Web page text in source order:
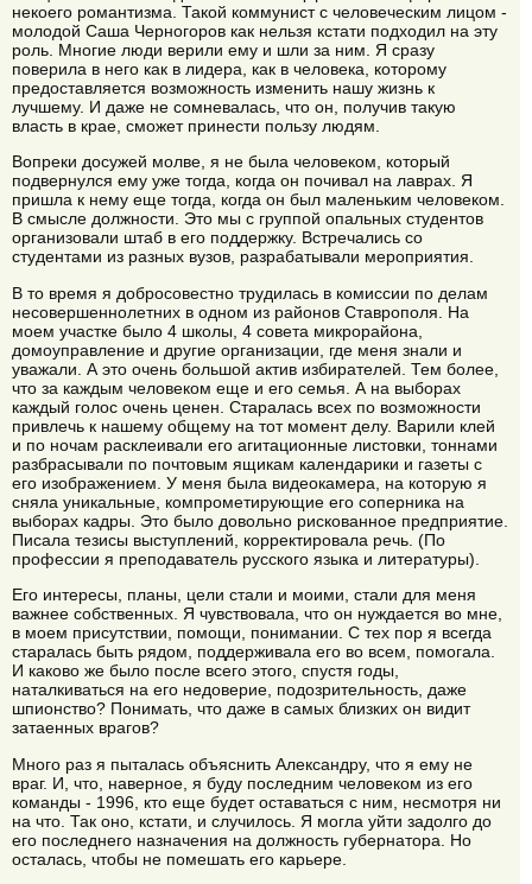
некоего романтизма. Такой коммунист с человеческим лицом -
молодой Саша Черногоров как нельзя кстати подходил на эту
роль. Многие люди верили ему и шли за ним. Я сразу
поверила в него как в лидера, как в человека, которому
предоставляется возможность изменить нашу жизнь к
лучшему. И даже не сомневалась, что он, получив такую
власть в крае, сможет принести пользу людям.
Вопреки досужей молве, я не была человеком, который
подвернулся ему уже тогда, когда он почивал на лаврах. Я
пришла к нему еще тогда, когда он был маленьким человеком.
В смысле должности. Это мы с группой опальных студентов
организовали штаб в его поддержку. Встречались со
студентами из разных вузов, разрабатывали мероприятия.
В то время я добросовестно трудилась в комиссии по делам
несовершеннолетних в одном из районов Ставрополя. На
моем участке было 4 школы, 4 совета микрорайона,
домоуправление и другие организации, где меня знали и
уважали. А это очень большой актив избирателей. Тем более,
что за каждым человеком еще и его семья. А на выборах
каждый голос очень ценен. Старалась всех по возможности
привлечь к нашему общему на тот момент делу. Варили клей
и по ночам расклеивали его агитационные листовки, тоннами
разбрасывали по почтовым ящикам календарики и газеты с
его изображением. У меня была видеокамера, на которую я
сняла уникальные, компрометирующие его соперника на
выборах кадры. Это было довольно рискованное предприятие.
Писала тезисы выступлений, корректировала речь. (По
профессии я преподаватель русского языка и литературы).
Его интересы, планы, цели стали и моими, стали для меня
важнее собственных. Я чувствовала, что он нуждается во мне,
в моем присутствии, помощи, понимании. С тех пор я всегда
старалась быть рядом, поддерживала его во всем, помогала.
И каково же было после всего этого, спустя годы,
наталкиваться на его недоверие, подозрительность, даже
шпионство? Понимать, что даже в самых близких он видит
затаенных врагов?
Много раз я пыталась объяснить Александру, что я ему не
враг. И, что, наверное, я буду последним человеком из его
команды - 1996, кто еще будет оставаться с ним, несмотря ни
на что. Так оно, кстати, и случилось. Я могла уйти задолго до
его последнего назначения на должность губернатора. Но
осталась, чтобы не помешать его карьере.